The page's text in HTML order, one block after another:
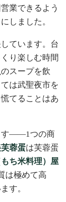
業できるよう
しました。
ています。台
り楽しむ時間
スープを飲
は武聖夜市を
てることはあ
す——1つの商
芙蓉蛋は芙蓉蛋
ち米料理）屋
は極めて高
す。